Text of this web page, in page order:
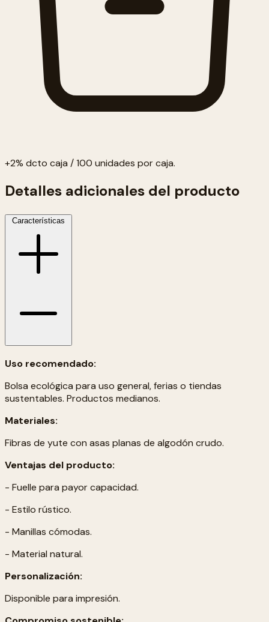
+2% dcto caja / 100 unidades por caja.
Detalles adicionales del producto
Características
Uso recomendado:
Bolsa ecológica para uso general, ferias o tiendas
sustentables. Productos medianos.
Materiales:
Fibras de yute con asas planas de algodón crudo.
Ventajas del producto:
- Fuelle para payor capacidad.
- Estilo rústico.
- Manillas cómodas.
- Material natural.
Personalización:
Disponible para impresión.